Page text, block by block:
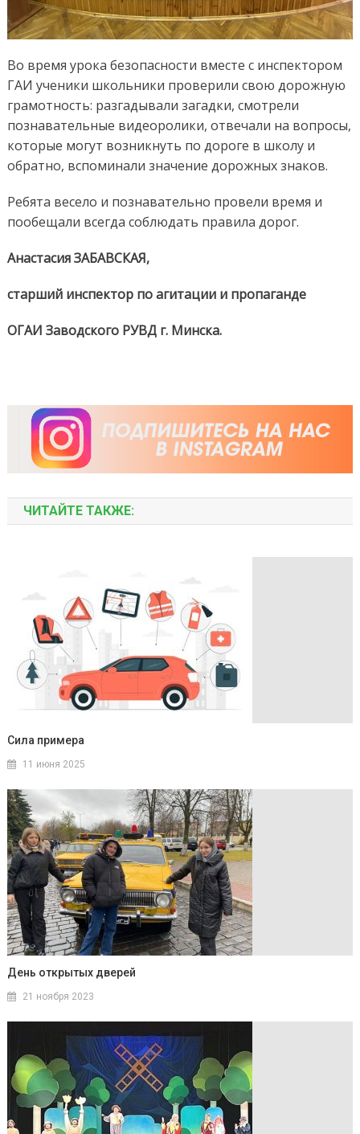
Во время урока безопасности вместе с инспектором
ГАИ ученики школьники проверили свою дорожную
грамотность: разгадывали загадки, смотрели
познавательные видеоролики, отвечали на вопросы,
которые могут возникнуть по дороге в школу и
обратно, вспоминали значение дорожных знаков.
Ребята весело и познавательно провели время и
пообещали всегда соблюдать правила дорог.
Анастасия ЗАБАВСКАЯ,
старший инспектор по агитации и пропаганде
ОГАИ Заводского РУВД г. Минска.
ЧИТАЙТЕ ТАКЖЕ:
Сила примера
11 июня 2025
День открытых дверей
21 ноября 2023